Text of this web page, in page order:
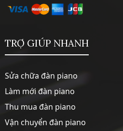
TRỢ GIÚP NHANH
Sửa chữa đàn piano
Làm mới đàn piano
Thu mua đàn piano
Vận chuyển đàn piano